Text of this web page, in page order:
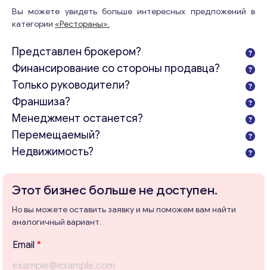
Вы можете увидеть больше интересных предложений в
категории «Рестораны».
Представлен брокером?
Финансирование со стороны продавца?
Только руководители?
Франшиза?
Менеджмент останется?
Перемещаемый?
Недвижимость?
Этот бизнес больше не доступен.
Но вы можете оставить заявку и мы поможем вам найти
аналогичный вариант.
Email *